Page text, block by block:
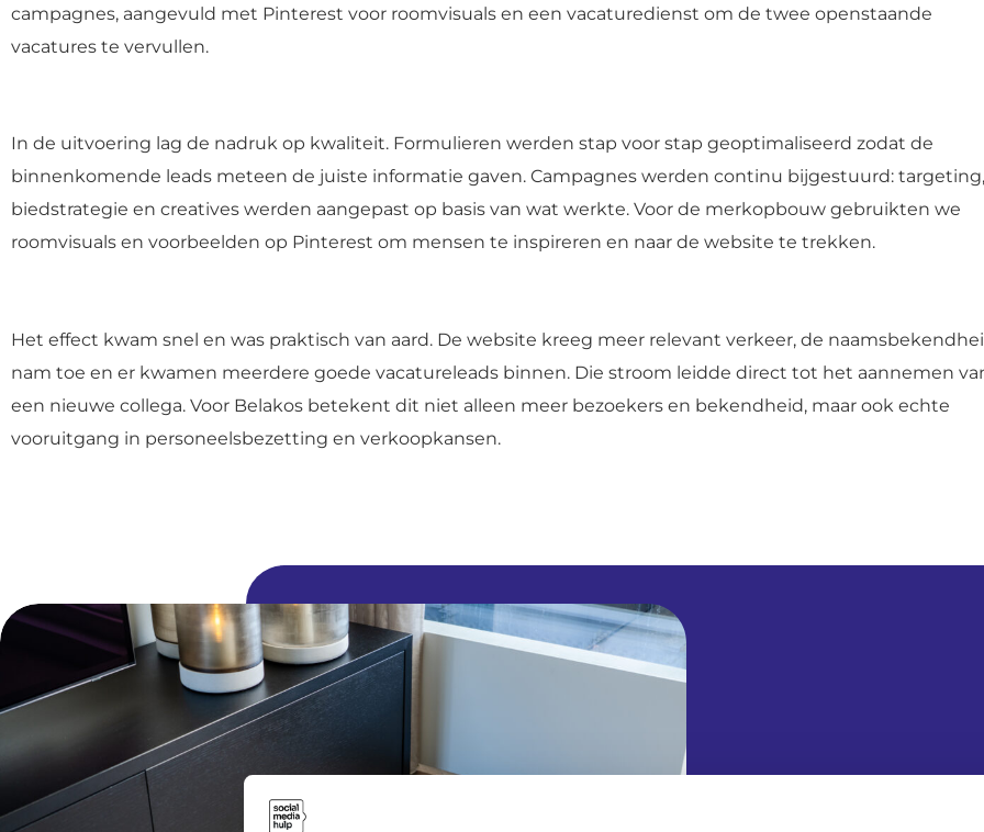
campagnes, aangevuld met Pinterest voor roomvisuals en een vacaturedienst om de twee openstaande
vacatures te vervullen.
In de uitvoering lag de nadruk op kwaliteit. Formulieren werden stap voor stap geoptimaliseerd zodat de
binnenkomende leads meteen de juiste informatie gaven. Campagnes werden continu bijgestuurd: targeting,
biedstrategie en creatives werden aangepast op basis van wat werkte. Voor de merkopbouw gebruikten we
roomvisuals en voorbeelden op Pinterest om mensen te inspireren en naar de website te trekken.
Het effect kwam snel en was praktisch van aard. De website kreeg meer relevant verkeer, de
nam toe en er kwamen meerdere goede vacatureleads binnen. Die stroom leidde direct tot het aannemen
een nieuwe collega. Voor Belakos betekent dit niet alleen meer bezoekers en bekendheid, maar ook echte
vooruitgang in personeelsbezetting en verkoopkansen.